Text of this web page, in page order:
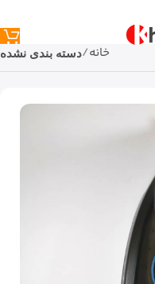
خانه
دسته بندی نشده